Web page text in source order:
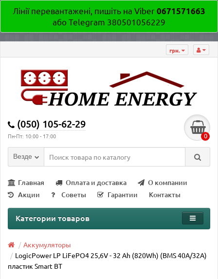
Лінії перевантажені, пишіть на Viber0671571663
або Telegram 380501056229
грн.
(050) 105-62-29
Пн-Пт: 10:00 - 17:00 0
Везде
Главная Оплата и доставка
О компании
Акции
Советы Гарантии Контакты
Категории товаров
Аккумуляторы
LogicPower LP LiFePO4 25,6V - 32 Ah (820Wh) (BMS 40A/32А)
пластик Smart BT